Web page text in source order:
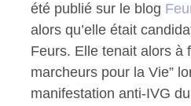
été publié sur le blog
alors qu’elle était
Feurs. Elle tenait alors à
marcheurs pour la Vie”
manifestation anti-IVG